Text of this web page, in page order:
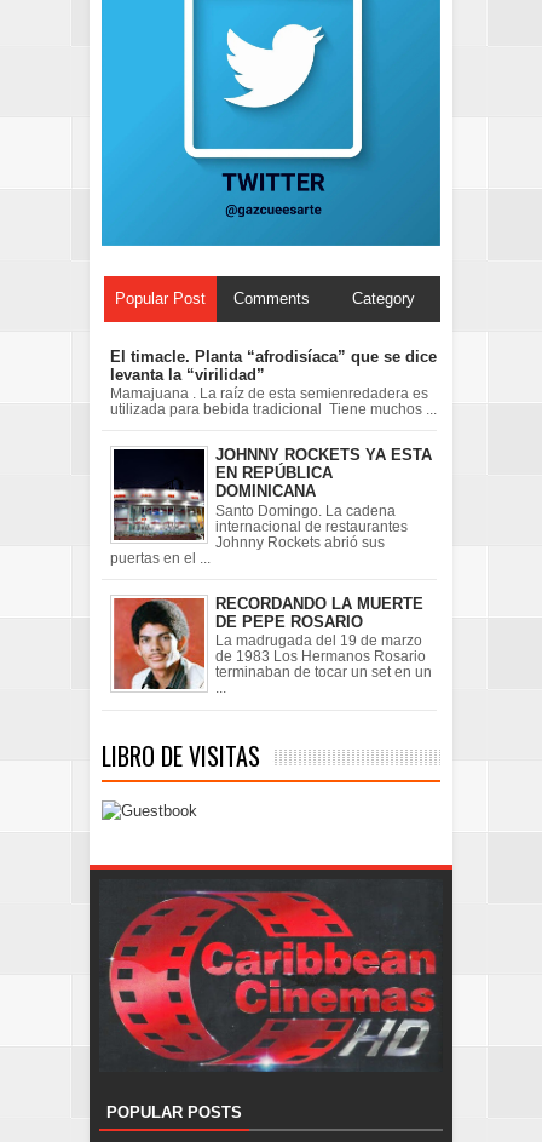
Popular Post Comments Category
El timacle. Planta “afrodisíaca” que se dice
levanta la “virilidad”
Mamajuana . La raíz de esta semienredadera es
utilizada para bebida tradicional Tiene muchos ...
JOHNNY ROCKETS YA ESTA
EN REPÚBLICA
DOMINICANA
Santo Domingo. La cadena
internacional de restaurantes
Johnny Rockets abrió sus
puertas en el ...
RECORDANDO LA MUERTE
DE PEPE ROSARIO
La madrugada del 19 de marzo
de 1983 Los Hermanos Rosario
terminaban de tocar un set en un
...
LIBRO DE VISITAS
POPULAR POSTS